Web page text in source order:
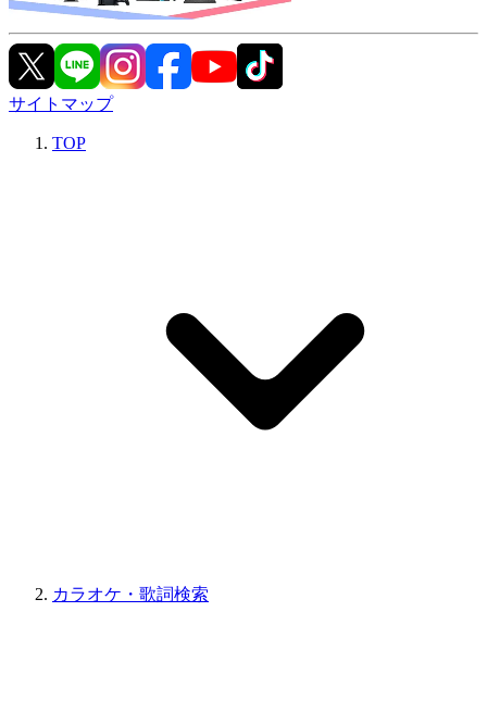
サイトマップ
TOP
カラオケ・歌詞検索